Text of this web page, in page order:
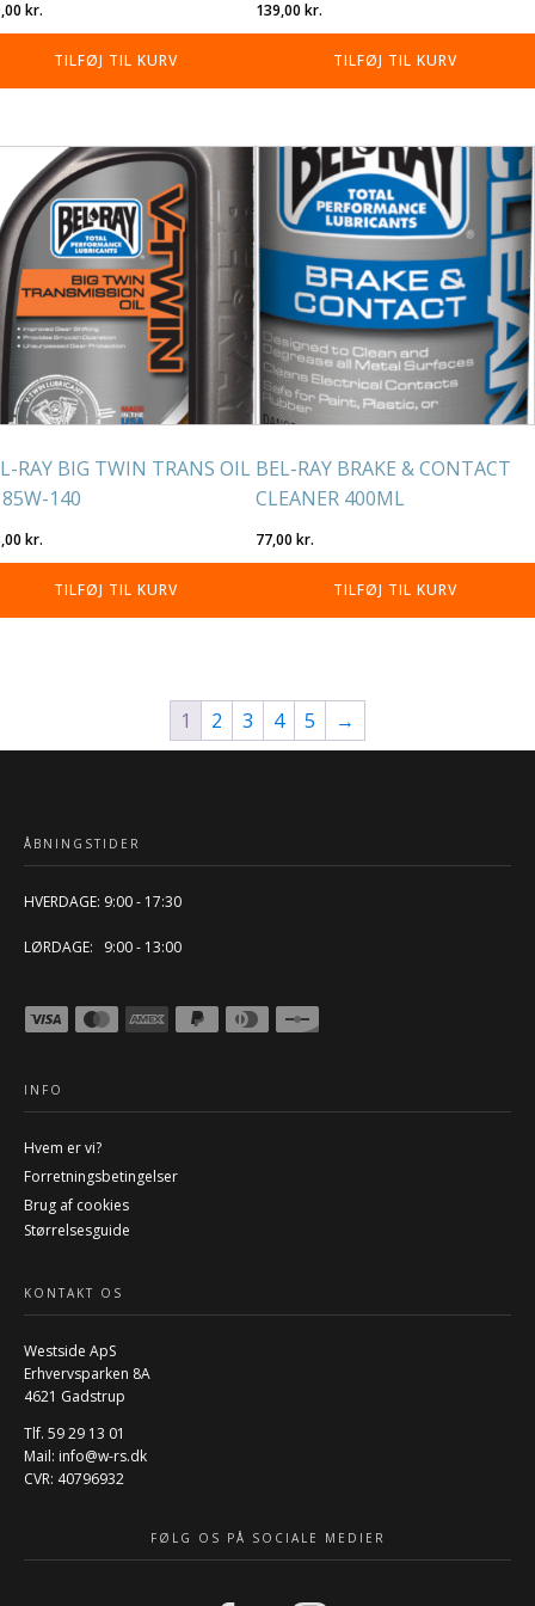
kr.
TILFØJ TIL KURV
139,00kr.
TILFØJ TIL KURV
RAY BIG TWIN TRANS OIL
140
kr.
TILFØJ TIL KURV
BEL-RAY BRAKE & CONTACT
CLEANER 400ML
77,00kr.
TILFØJ TIL KURV
1 2 3 4 5 →
ÅBNINGSTIDER
HVERDAGE: 9:00 - 17:30
LØRDAGE: 9:00 - 13:00
INFO
Hvem er vi?
Forretningsbetingelser
Brug af cookies
Størrelsesguide
KONTAKT OS
Westside ApS
Erhvervsparken 8A
4621 Gadstrup
Tlf. 59 29 13 01
Mail: info@w-rs.dk
CVR: 40796932
FØLG OS PÅ SOCIALE MEDIER